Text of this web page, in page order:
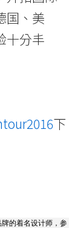
国、美
十分丰
下
的着名设计师，参